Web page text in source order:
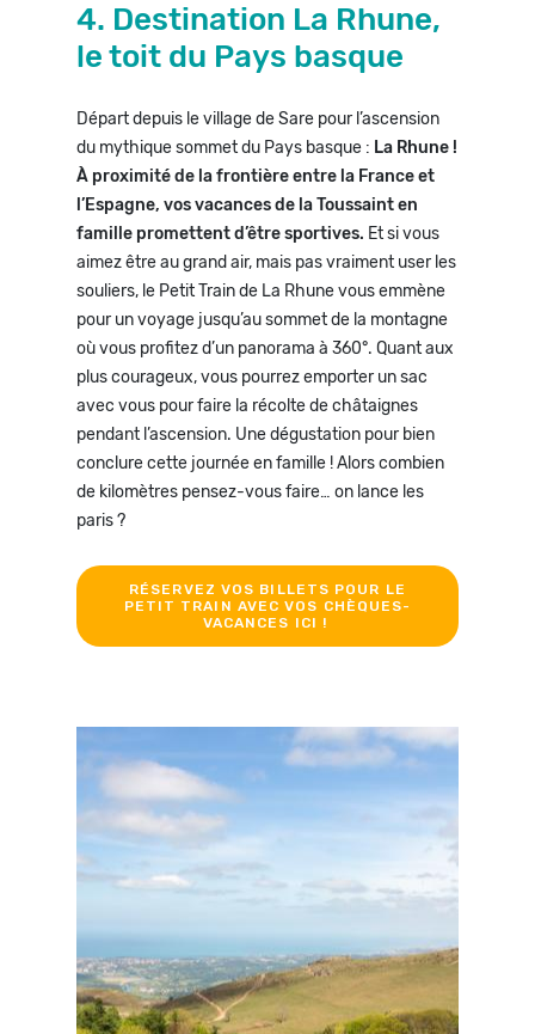
4. Destination La Rhune,
le toit du Pays basque
Départ depuis le village de Sare pour l’ascension
du mythique sommet du Pays basque : La Rhune !
À proximité de la frontière entre la France et
l’Espagne, vos vacances de la Toussaint en
famille promettent d’être sportives. Et si vous
aimez être au grand air, mais pas vraiment user les
souliers, le Petit Train de La Rhune vous emmène
pour un voyage jusqu’au sommet de la montagne
où vous profitez d’un panorama à 360°. Quant aux
plus courageux, vous pourrez emporter un sac
avec vous pour faire la récolte de châtaignes
pendant l’ascension. Une dégustation pour bien
conclure cette journée en famille ! Alors combien
de kilomètres pensez-vous faire… on lance les
paris ?
RÉSERVEZ VOS BILLETS POUR LE
PETIT TRAIN AVEC VOS CHÈQUES-
VACANCES ICI !